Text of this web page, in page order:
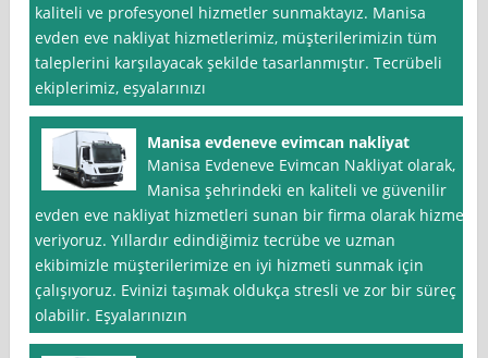
kaliteli ve profesyonel hizmetler sunmaktayız. Manisa
evden eve nakliyat hizmetlerimiz, müşterilerimizin tüm
taleplerini karşılayacak şekilde tasarlanmıştır. Tecrübeli
ekiplerimiz, eşyalarınızı
Manisa evdeneve evimcan nakliyat
Manisa Evdeneve Evimcan Nakliyat olarak,
Manisa şehrindeki en kaliteli ve güvenilir
evden eve nakliyat hizmetleri sunan bir firma olarak hizmet
veriyoruz. Yıllardır edindiğimiz tecrübe ve uzman
ekibimizle müşterilerimize en iyi hizmeti sunmak için
çalışıyoruz. Evinizi taşımak oldukça stresli ve zor bir süreç
olabilir. Eşyalarınızın